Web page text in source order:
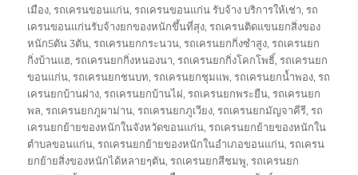
เมือง,รถเครนขอนแก่น,รถเครนขอนแก่น รับจ้าง บริการให้เช่า,รถ
เครนขอนแก่นรับจ้างยกของหนักขึ้นที่สุง,รถเครนติดแขนยกสิ่งของ
หนัก5ตัน 3ตัน,รถเครนยกกระนวน,รถเครนยกกิ่งซำสูง,รถเครนยก
กิ่งบ้านแฮ,รถเครนยกกิ่งหนองนา,รถเครนยกกิ่งโคกโพธิ์,รถเครนยก
ขอนแก่น,รถเครนยกชนบท,รถเครนยกชุมแพ,รถเครนยกน้ำพอง,รถ
เครนยกบ้านฝาง,รถเครนยกบ้านไผ่,รถเครนยกพระยืน,รถเครนยก
พล,รถเครนยกภูผาม่าน,รถเครนยกภูเวียง,รถเครนยกมัญจาคีรี,รถ
เครนยกย้ายของหนักในจังหวัดขอนแก่น,รถเครนยกย้ายของหนักใน
ตำบลขอนแก่น,รถเครนยกย้ายของหนักในอำเภอขอนแก่น,รถเครน
ยกย้ายสิ่งของหนักได้หลายๆตัน,รถเครนยกสีชมพู,รถเครนยก